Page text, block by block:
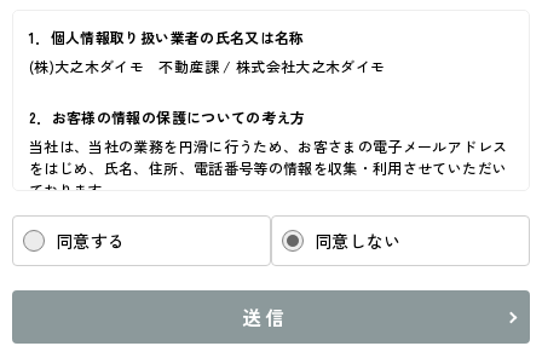
1．個人情報取り扱い業者の氏名又は名称
(株)大之木ダイモ 不動産課 / 株式会社大之木ダイモ
2．お客様の情報の保護についての考え方
当社は、当社の業務を円滑に行うため、お客さまの電子メールアドレス
をはじめ、氏名、住所、電話番号等の情報を収集・利用させていただい
ております。
当社は、これらのお客さまの個人情報（以下「お客さま情報」といいま
す。）の適正な保護を重大な責務と認識し、この責務を果たすために、
次の方針の下でお客さま情報を取り扱います。
(1) お客さま情報に適用される個人情報の保護に関する法律その他の関
係法令を遵守し、適切に取り扱います。また、適宜取扱いの改善に努め
同意する 同意しない
送信